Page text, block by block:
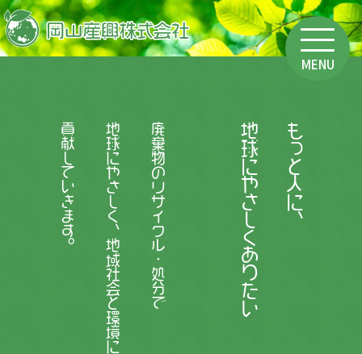
もっと人に、
地球にやさしくありたい
廃棄物のリサイクル・処分で
地球にやさしく、地域社会と環境に
貢献していきます。